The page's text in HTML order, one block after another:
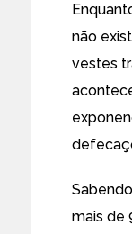
não
vestes
mais de